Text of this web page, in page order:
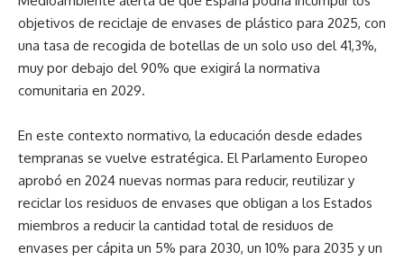
objetivos de reciclaje de envases de plástico para 2025, con
una tasa de recogida de botellas de un solo uso del 41,3%,
muy por debajo del 90% que exigirá la normativa
comunitaria en 2029.
En este contexto normativo, la educación desde edades
tempranas se vuelve estratégica. El Parlamento Europeo
aprobó en 2024 nuevas normas para reducir, reutilizar y
reciclar los residuos de envases que obligan a los Estados
miembros a reducir la cantidad total de residuos de
envases per cápita un 5% para 2030, un 10% para 2035 y un